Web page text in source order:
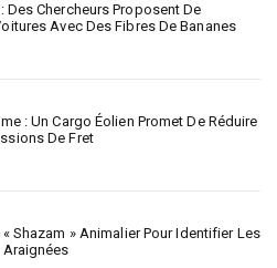
Des Chercheurs Proposent De
Avec Des Fibres De Bananes
: Un Cargo Éolien Promet De Réduire
De Fret
Shazam » Animalier Pour Identifier Les
Araignées